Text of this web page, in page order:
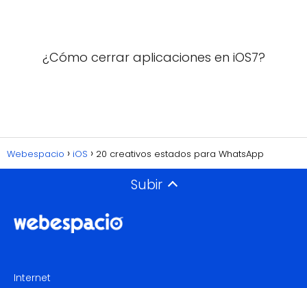
¿Cómo cerrar aplicaciones en iOS7?
Webespacio iOS 20 creativos estados para WhatsApp
Subir
Internet